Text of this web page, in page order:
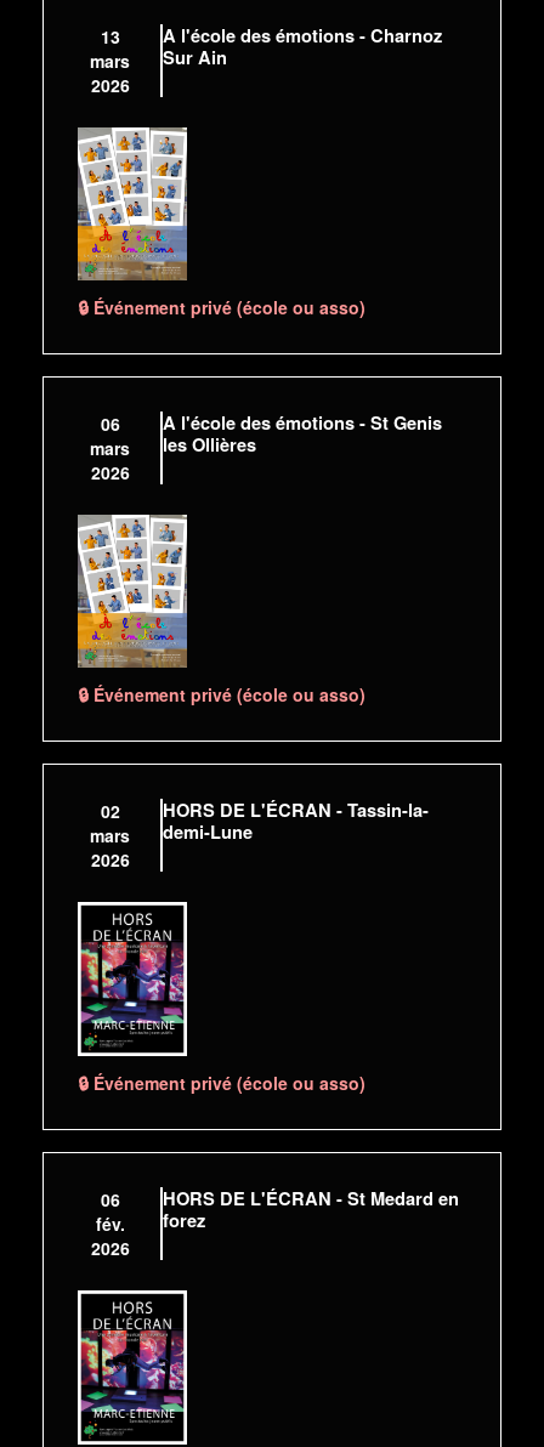
13
mars
2026
A l'école des émotions - Charnoz
Sur Ain
🔒 Événement privé (école ou asso)
06
mars
2026
A l'école des émotions - St Genis
les Ollières
🔒 Événement privé (école ou asso)
02
mars
2026
HORS DE L'ÉCRAN - Tassin-la-
demi-Lune
🔒 Événement privé (école ou asso)
06
fév.
2026
HORS DE L'ÉCRAN - St Medard en
forez